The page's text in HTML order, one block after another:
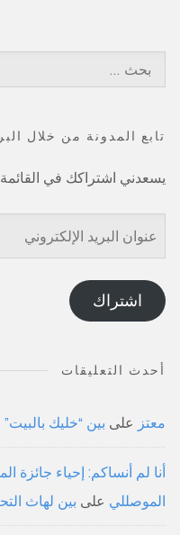
تابع المدونة من خلال
يسعدني اشتراكك في
عنوان
البريد
الإلكتروني
اشتراك
أحدث التعليقات
معتز على بين “خليك
الموصللي على بين لهاث